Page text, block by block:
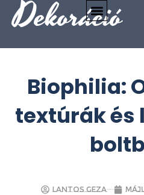
Dekoráció
Biophilia:
textúrák és
Lantos Geza